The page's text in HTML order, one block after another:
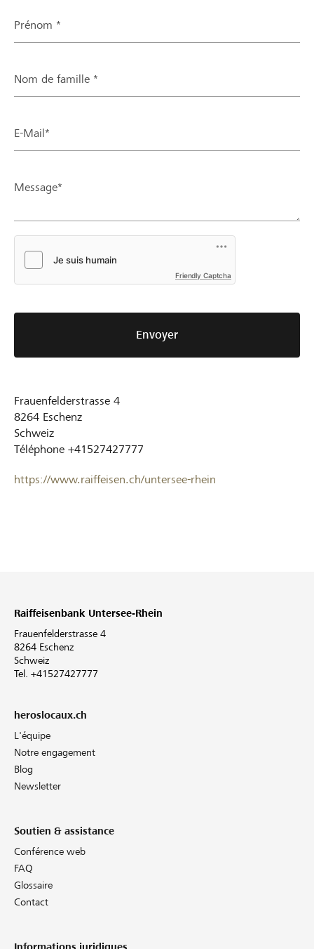
Prénom *
Nom de famille *
E-Mail*
Message*
Friendly Captcha
Envoyer
Frauenfelderstrasse 4
8264 Eschenz
Schweiz
Téléphone +41527427777
https://www.raiffeisen.ch/untersee-rhein
Raiffeisenbank Untersee-Rhein
Frauenfelderstrasse 4
8264 Eschenz
Schweiz
Tel. +41527427777
heroslocaux.ch
L'équipe
Notre engagement
Blog
Newsletter
Soutien & assistance
Conférence web
FAQ
Glossaire
Contact
Informations juridiques